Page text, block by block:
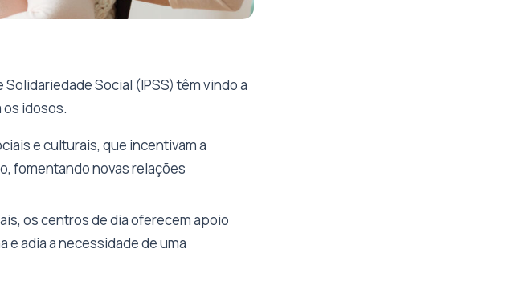
Social (IPSS) têm vindo a
idosos.
e culturais, que incentivam a
fomentando novas relações
os centros de dia oferecem apoio
adia a necessidade de uma